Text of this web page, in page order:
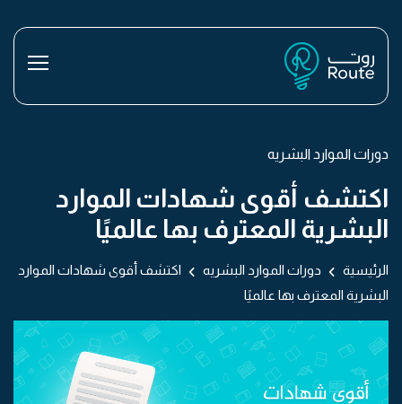
دورات الموارد البشريه
اكتشف أقوى شهادات الموارد
البشرية المعترف بها عالميًا
الرئيسية دورات الموارد البشريه
اكتشف أقوى شهادات الموارد
البشرية المعترف بها عالميًا